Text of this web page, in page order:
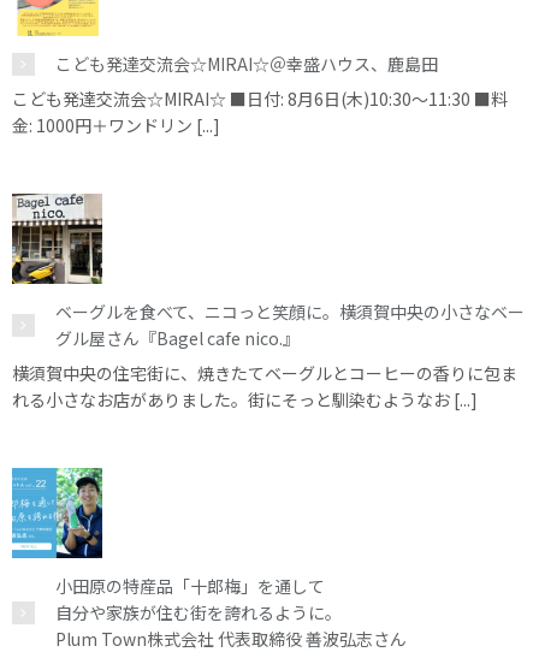
こども発達交流会☆MIRAI☆＠幸盛ハウス、鹿島田
こども発達交流会☆MIRAI☆ ■日付: 8月6日(木)10:30～11:30 ■料
金: 1000円＋ワンドリン [...]
ベーグルを食べて、ニコっと笑顔に。横須賀中央の小さなベー
グル屋さん『Bagel cafe nico.』
横須賀中央の住宅街に、焼きたてベーグルとコーヒーの香りに包ま
れる小さなお店がありました。街にそっと馴染むようなお [...]
小田原の特産品「十郎梅」を通して
自分や家族が住む街を誇れるように。
Plum Town株式会社 代表取締役 善波弘志さん